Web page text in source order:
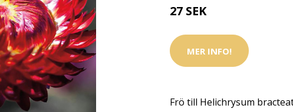
27 SEK
MER INFO!
Frö till Helichrysum